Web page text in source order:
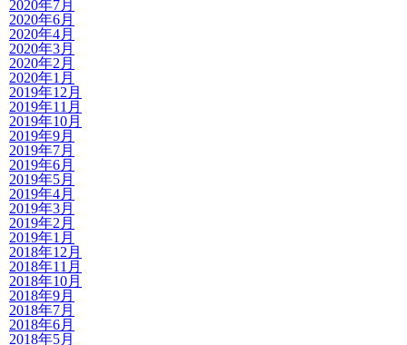
2020年7月
2020年6月
2020年4月
2020年3月
2020年2月
2020年1月
2019年12月
2019年11月
2019年10月
2019年9月
2019年7月
2019年6月
2019年5月
2019年4月
2019年3月
2019年2月
2019年1月
2018年12月
2018年11月
2018年10月
2018年9月
2018年7月
2018年6月
2018年5月